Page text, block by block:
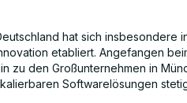
hat sich insbesondere
etabliert. Angefangen
zu den Großunternehmen in
Softwarelösungen